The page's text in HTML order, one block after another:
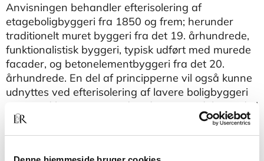
Anvisningen behandler efterisolering af
etageboligbyggeri fra 1850 og frem; herunder
traditionelt muret byggeri fra det 19. århundrede,
funktionalistisk byggeri, typisk udført med murede
facader, og betonelementbyggeri fra det 20.
århundrede. En del af principperne vil også kunne
udnyttes ved efterisolering af lavere boligbyggeri
samt ved bygninger med anden anvendelse end til
boliger.